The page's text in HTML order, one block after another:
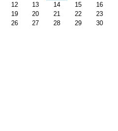
12 13 14 15
16
19 20 21 22
23
26 27 28 29
30